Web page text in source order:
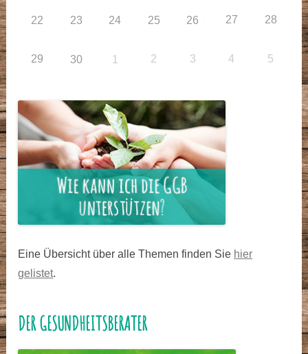
22 23 24 25 26 27 28
29 30 1 2 3 4 5
Eine Übersicht über alle Themen finden Sie hier
gelistet.
DER GESUNDHEITSBERATER